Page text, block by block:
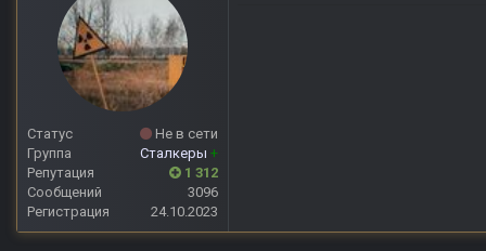
Статус
Не в сети
Группа
Сталкеры +
Репутация
1 312
Сообщений
3096
Регистрация
24.10.2023